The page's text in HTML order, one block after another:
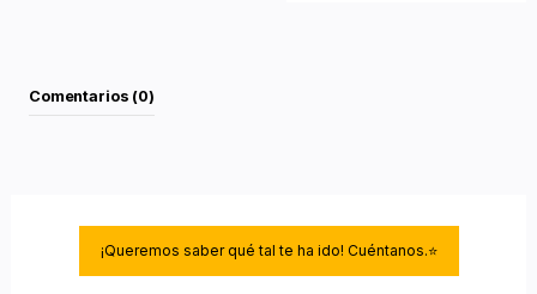
Comentarios (0)
¡Queremos saber qué tal te ha ido! Cuéntanos.⭐